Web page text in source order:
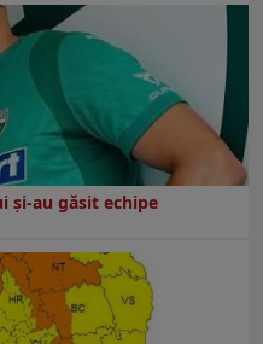
și-au găsit echipe